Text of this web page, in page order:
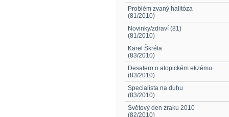
Problém zvaný halitóza
(81/2010)
Novinky/zdraví (81)
(81/2010)
Karel Škréta
(83/2010)
Desatero o atopickém ekzému
(83/2010)
Specialista na duhu
(83/2010)
Světový den zraku 2010
(82/2010)